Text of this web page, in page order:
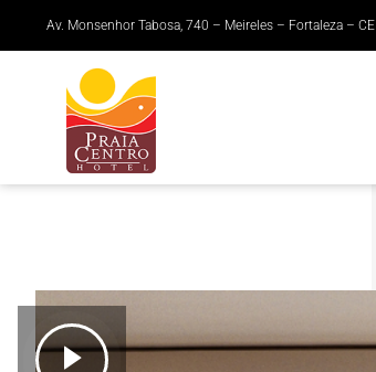
Av. Monsenhor Tabosa, 740 – Meireles – Fortaleza – CE